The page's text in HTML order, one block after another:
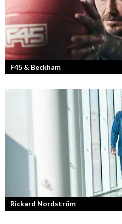
F45 & Beckham
F45 Training med partners som
David Beckham i spetsen har nått
Rickard Nordström